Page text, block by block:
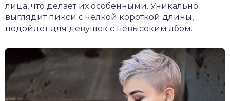
лица, что делает их особенными. Уникально
выглядит пикси с челкой короткой длины,
подойдет для девушек с невысоким лбом.